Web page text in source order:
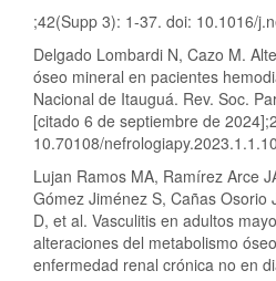
;42(Supp 3): 1-37. doi: 10.1016/
Delgado Lombardi N, Cazo M.
óseo mineral en pacientes
Nacional de Itauguá. Rev. Soc.
[citado 6 de septiembre de
10.70108/nefrologiapy.2023.1.1.10
Lujan Ramos MA, Ramírez Arce
Gómez Jiménez S, Cañas Osorio
D, et al. Vasculitis en adultos
alteraciones del metabolismo
enfermedad renal crónica no en